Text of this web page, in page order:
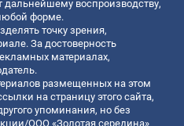
дальнейшему воспроизводству,
форме.
точку зрения,
За достоверность
материалах,
размещенных на этом
на страницу этого сайта,
упоминания, но без
ООО «Золотая середина»